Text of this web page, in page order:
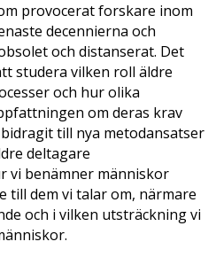
provocerat forskare inom
decennierna och
och distanserat. Det
studera vilken roll äldre
och hur olika
om deras krav
till nya metodansatser
deltagare
vi benämner människor
till dem vi talar om, närmare
och i vilken utsträckning vi